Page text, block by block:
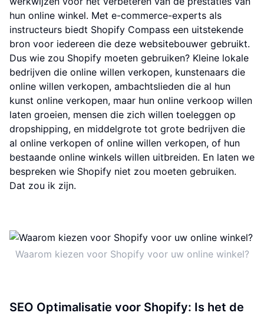
hun online winkel. Met e-commerce-experts als
instructeurs biedt Shopify Compass een uitstekende
bron voor iedereen die deze websitebouwer gebruikt.
Dus wie zou Shopify moeten gebruiken? Kleine lokale
bedrijven die online willen verkopen, kunstenaars die
online willen verkopen, ambachtslieden die al hun
kunst online verkopen, maar hun online verkoop willen
laten groeien, mensen die zich willen toeleggen op
dropshipping, en middelgrote tot grote bedrijven die
al online verkopen of online willen verkopen, of hun
bestaande online winkels willen uitbreiden. En laten we
bespreken wie Shopify niet zou moeten gebruiken.
Dat zou ik zijn.
Waarom kiezen voor Shopify voor uw online winkel?
SEO Optimalisatie voor Shopify: Is het de